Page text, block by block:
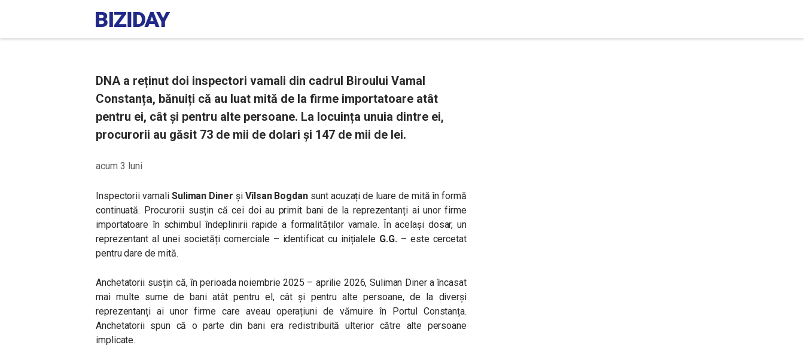
DNA a reținut doi inspectori vamali din cadrul Biroului Vamal
Constanța, bănuiți că au luat mită de la firme importatoare atât
pentru ei, cât și pentru alte persoane. La locuința unuia dintre ei,
procurorii au găsit 73 de mii de dolari și 147 de mii de lei.
acum 3 luni
Inspectorii vamali Suliman Diner și Vîlsan Bogdan sunt acuzați de luare de mită în formă
continuată. Procurorii susțin că cei doi au primit bani de la reprezentanți ai unor firme
importatoare în schimbul îndeplinirii rapide a formalităților vamale. În același dosar, un
reprezentant al unei societăți comerciale – identificat cu inițialele G.G. – este cercetat
pentru dare de mită.
Anchetatorii susțin că, în perioada noiembrie 2025 – aprilie 2026, Suliman Diner a încasat
mai multe sume de bani atât pentru el, cât și pentru alte persoane, de la diverși
reprezentanți ai unor firme care aveau operațiuni de vămuire în Portul Constanța.
Anchetatorii spun că o parte din bani era redistribuită ulterior către alte persoane
implicate.